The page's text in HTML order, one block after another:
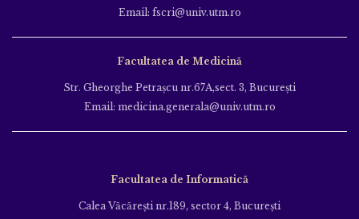
Email: fscri@univ.utm.ro
Facultatea de Medicină
Str. Gheorghe Petraşcu nr.67A,sect. 3, Bucureşti
Email: medicina.generala@univ.utm.ro
Facultatea de Informatică
Calea Văcăreşti nr.189, sector 4, Bucureşti